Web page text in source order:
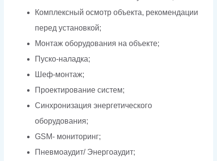
Комплексный осмотр объекта, рекомендации
перед установкой;
Монтаж оборудования на объекте;
Пуско-наладка;
Шеф-монтаж;
Проектирование систем;
Синхронизация энергетического
оборудования;
GSM- мониторинг;
Пневмоаудит/ Энергоаудит;